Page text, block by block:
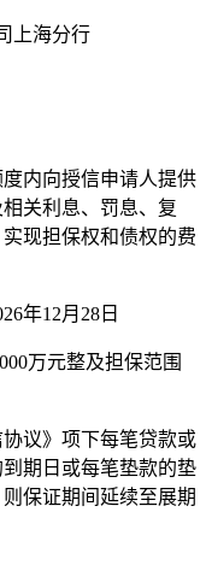
上海分行
内向授信申请人提供
关利息、罚息、复
现担保权和债权的费
年12月28日
万元整及担保范围
议》项下每笔贷款或
期日或每笔垫款的垫
保证期间延续至展期